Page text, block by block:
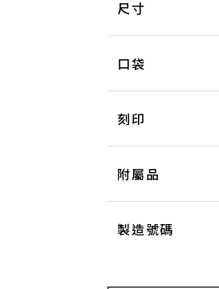
尺寸
口袋
刻印
附屬品
製造號碼